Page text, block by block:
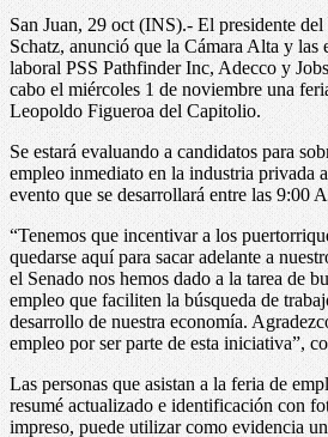
San Juan, 29 oct (INS).- El presidente
Schatz, anunció que la Cámara Alta y las
laboral PSS Pathfinder Inc, Adecco y
cabo el miércoles 1 de noviembre una
Leopoldo Figueroa del Capitolio.
Se estará evaluando a candidatos para
empleo inmediato en la industria privada
evento que se desarrollará entre las 9:00
“Tenemos que incentivar a los
quedarse aquí para sacar adelante a
el Senado nos hemos dado a la tarea de
empleo que faciliten la búsqueda de
desarrollo de nuestra economía.
empleo por ser parte de esta iniciativa”,
Las personas que asistan a la feria de
resumé actualizado e identificación con
impreso, puede utilizar como evidencia